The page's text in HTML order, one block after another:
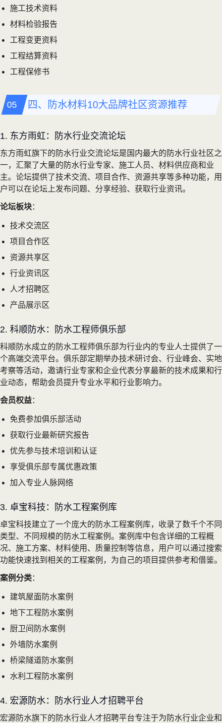
施工技术资料
材料检验报告
工程变更资料
工程结算资料
工程保修书
四、防水材料10大品牌社区资源推荐
1. 东方雨虹：防水行业交流论坛
东方雨虹旗下的防水行业交流论坛是国内最大的防水行业社区之
一，汇聚了大量的防水行业专家、施工人员、材料供应商和业
主。论坛提供了技术交流、项目合作、资源共享等多种功能，用
户可以在论坛上发布问题、分享经验、获取行业资讯。
论坛板块：
技术交流区
项目合作区
资源共享区
行业资讯区
人才招聘区
产品展示区
2. 科顺防水：防水工程师俱乐部
科顺防水成立的防水工程师俱乐部为行业内的专业人士提供了一
个高端交流平台。俱乐部定期举办技术研讨会、行业峰会、实地
考察等活动，邀请行业专家和企业代表分享最新的技术成果和行
业动态，帮助会员提升专业水平和行业影响力。
会员权益：
免费参加俱乐部活动
获取行业最新研究报告
优先参与技术培训和认证
享受俱乐部专属优惠政策
加入专业人脉网络
3. 卓宝科技：防水工程案例库
卓宝科技建立了一个庞大的防水工程案例库，收录了数千个不同
类型、不同规模的防水工程案例。案例库中包含详细的工程概
况、施工方案、材料使用、质量控制等信息，用户可以通过搜索
功能快速找到相关的工程案例，为自己的项目提供参考和借鉴。
案例分类：
建筑屋面防水案例
地下工程防水案例
厨卫间防水案例
外墙防水案例
桥梁隧道防水案例
水利工程防水案例
4. 宏源防水：防水行业人才招聘平台
宏源防水旗下的防水行业人才招聘平台专注于为防水行业企业和